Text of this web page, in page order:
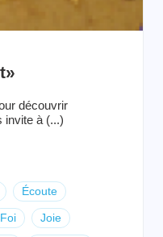
découvrir
invite à (...)
Écoute
Foi Joie